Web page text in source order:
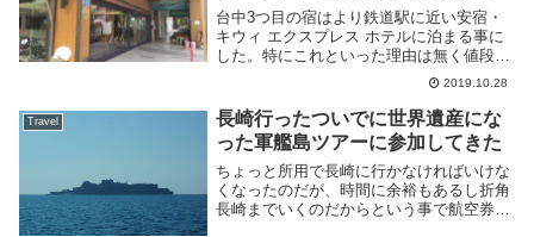
台中3つ目の宿はより鉄道駅に近い安宿・
キウィ エクスプレス ホテルに泊まる事に
した。特にこれといった理由は無く値段で
決めた。一階のレセプションはとても広
く、レンタルしているのか自転車も置いて
ある。自販機があるのは夜中とか出かける
のが面倒な時...
2019.10.28
Travel
長崎行ったついでに世界遺産にな
った軍艦島ツアーに参加してきた
ちょっと所用で長崎に行かなければいけな
くなったのだが、時間に余裕もあるし折角
長崎までいくのだからという事で航空券を